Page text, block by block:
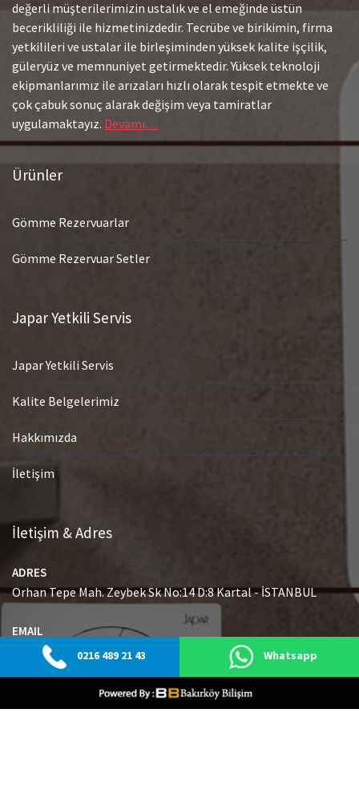
değerli müşterilerimizin ustalık ve el emeğinde üstün
becerikliliği ile hizmetinizdedir. Tecrübe ve birikimin, firma
yetkilileri ve ustalar ile birleşiminden yüksek kalite işçilik,
güleryüz ve memnuniyet getirmektedir. Yüksek teknoloji
ekipmanlarımız ile arızaları hızlı olarak tespit etmekte ve
çok çabuk sonuç alarak değişim veya tamiratlar
uygulamaktayız. Devamı…
Ürünler
Gömme Rezervuarlar
Gömme Rezervuar Setler
Japar Yetkili Servis
Japar Yetkili Servis
Kalite Belgelerimiz
Hakkımızda
İletişim
İletişim & Adres
ADRES
Orhan Tepe Mah. Zeybek Sk No:14 D:8 Kartal - İSTANBUL
EMAIL
info@japaryetkiliservisi.net
0216 489 21 43
0216 489 21 43 Whatsapp